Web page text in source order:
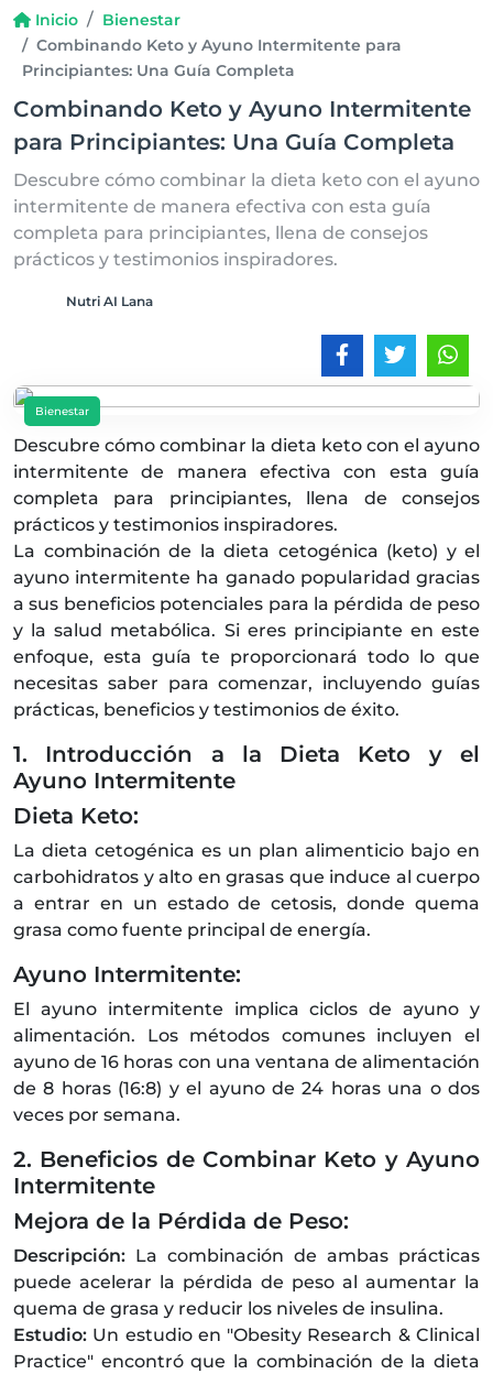
Inicio
Bienestar
Combinando Keto y Ayuno Intermitente para
Principiantes: Una Guía Completa
Combinando Keto y Ayuno Intermitente
para Principiantes: Una Guía Completa
Descubre cómo combinar la dieta keto con el ayuno
intermitente de manera efectiva con esta guía
completa para principiantes, llena de consejos
prácticos y testimonios inspiradores.
Nutri AI Lana
Bienestar
Descubre cómo combinar la dieta keto con el ayuno
intermitente de manera efectiva con esta guía
completa para principiantes, llena de consejos
prácticos y testimonios inspiradores.
La combinación de la dieta cetogénica (keto) y el
ayuno intermitente ha ganado popularidad gracias
a sus beneficios potenciales para la pérdida de peso
y la salud metabólica. Si eres principiante en este
enfoque, esta guía te proporcionará todo lo que
necesitas saber para comenzar, incluyendo guías
prácticas, beneficios y testimonios de éxito.
1. Introducción a la Dieta Keto y el
Ayuno Intermitente
Dieta Keto:
La dieta cetogénica es un plan alimenticio bajo en
carbohidratos y alto en grasas que induce al cuerpo
a entrar en un estado de cetosis, donde quema
grasa como fuente principal de energía.
Ayuno Intermitente:
El ayuno intermitente implica ciclos de ayuno y
alimentación. Los métodos comunes incluyen el
ayuno de 16 horas con una ventana de alimentación
de 8 horas (16:8) y el ayuno de 24 horas una o dos
veces por semana.
2. Beneficios de Combinar Keto y Ayuno
Intermitente
Mejora de la Pérdida de Peso:
Descripción: La combinación de ambas prácticas
puede acelerar la pérdida de peso al aumentar la
quema de grasa y reducir los niveles de insulina.
Estudio: Un estudio en "Obesity Research & Clinical
Practice" encontró que la combinación de la dieta